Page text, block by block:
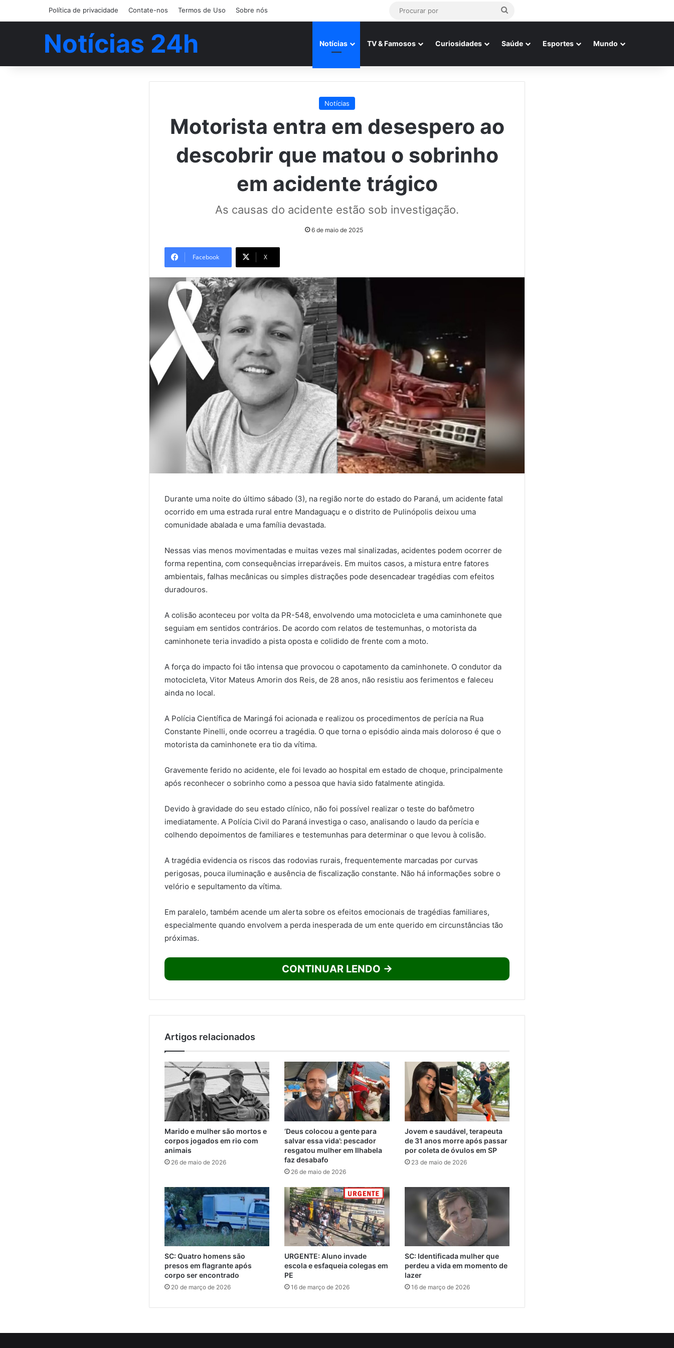
Política de privacidade Contate-nos Termos de Uso Sobre nós
Procurar
Notícias 24h Notícias TV & Famosos Curiosidades Saúde Esportes Mundo
Notícias
Motorista entra em desespero ao
descobrir que matou o sobrinho
em acidente trágico
As causas do acidente estão sob investigação.
6 de maio de 2025
Facebook X
Durante uma noite do último sábado (3), na região norte do estado do Paraná, um acidente fatal
ocorrido em uma estrada rural entre Mandaguaçu e o distrito de Pulinópolis deixou uma
comunidade abalada e uma família devastada.
Nessas vias menos movimentadas e muitas vezes mal sinalizadas, acidentes podem ocorrer de
forma repentina, com consequências irreparáveis. Em muitos casos, a mistura entre fatores
ambientais, falhas mecânicas ou simples distrações pode desencadear tragédias com efeitos
duradouros.
A colisão aconteceu por volta da PR-548, envolvendo uma motocicleta e uma caminhonete que
seguiam em sentidos contrários. De acordo com relatos de testemunhas, o motorista da
caminhonete teria invadido a pista oposta e colidido de frente com a moto.
A força do impacto foi tão intensa que provocou o capotamento da caminhonete. O condutor da
motocicleta, Vitor Mateus Amorin dos Reis, de 28 anos, não resistiu aos ferimentos e faleceu
ainda no local.
A Polícia Científica de Maringá foi acionada e realizou os procedimentos de perícia na Rua
Constante Pinelli, onde ocorreu a tragédia. O que torna o episódio ainda mais doloroso é que o
motorista da caminhonete era tio da vítima.
Gravemente ferido no acidente, ele foi levado ao hospital em estado de choque, principalmente
após reconhecer o sobrinho como a pessoa que havia sido fatalmente atingida.
Devido à gravidade do seu estado clínico, não foi possível realizar o teste do bafômetro
imediatamente. A Polícia Civil do Paraná investiga o caso, analisando o laudo da perícia e
colhendo depoimentos de familiares e testemunhas para determinar o que levou à colisão.
A tragédia evidencia os riscos das rodovias rurais, frequentemente marcadas por curvas
perigosas, pouca iluminação e ausência de fiscalização constante. Não há informações sobre o
velório e sepultamento da vítima.
Em paralelo, também acende um alerta sobre os efeitos emocionais de tragédias familiares,
especialmente quando envolvem a perda inesperada de um ente querido em circunstâncias tão
próximas.
CONTINUAR LENDO →
Artigos relacionados
Marido e mulher são mortos e
corpos jogados em rio com
animais
26 de maio de 2026
‘Deus colocou a gente para
salvar essa vida’: pescador
resgatou mulher em Ilhabela
faz desabafo
26 de maio de 2026
Jovem e saudável, terapeuta
de 31 anos morre após passar
por coleta de óvulos em SP
23 de maio de 2026
SC: Quatro homens são
presos em flagrante após
corpo ser encontrado
20 de março de 2026
URGENTE: Aluno invade
escola e esfaqueia colegas em
PE
16 de março de 2026
SC: Identificada mulher que
perdeu a vida em momento de
lazer
16 de março de 2026